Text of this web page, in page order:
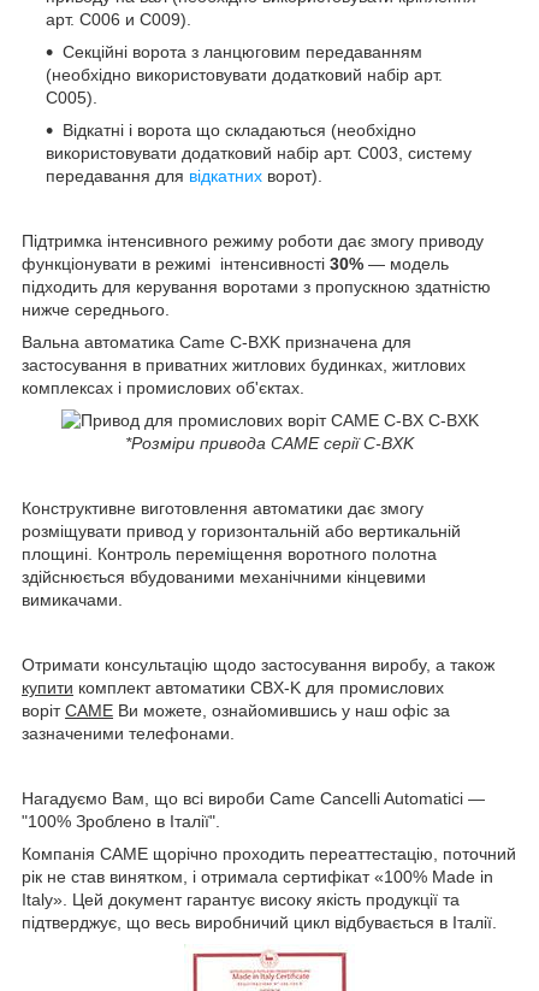
арт. C006 и C009).
Секційні ворота з ланцюговим передаванням
(необхідно використовувати додатковий набір арт.
C005).
Відкатні і ворота що складаються (необхідно
використовувати додатковий набір арт. C003, систему
передавання для відкатних ворот).
Підтримка інтенсивного режиму роботи дає змогу приводу
функціонувати в режимі інтенсивності 30% — модель
підходить для керування воротами з пропускною здатністю
нижче середнього.
Вальна автоматика Came C-BXK призначена для
застосування в приватних житлових будинках, житлових
комплексах і промислових об'єктах.
*Розміри привода САМЕ серії С-ВХK
Конструктивне виготовлення автоматики дає змогу
розміщувати привод у горизонтальній або вертикальній
площині. Контроль переміщення воротного полотна
здійснюється вбудованими механічними кінцевими
вимикачами.
Отримати консультацію щодо застосування виробу, а також
купити комплект автоматики CBX-K для промислових
ворітCAME Ви можете, ознайомившись у наш офіс за
зазначеними телефонами.
Нагадуємо Вам, що всі вироби Came Cancelli Automatici —
"100% Зроблено в Італії".
Компанія CAME щорічно проходить переаттестацію, поточний
рік не став винятком, і отримала сертифікат «100% Made in
Italy». Цей документ гарантує високу якість продукції та
підтверджує, що весь виробничий цикл відбувається в Італії.